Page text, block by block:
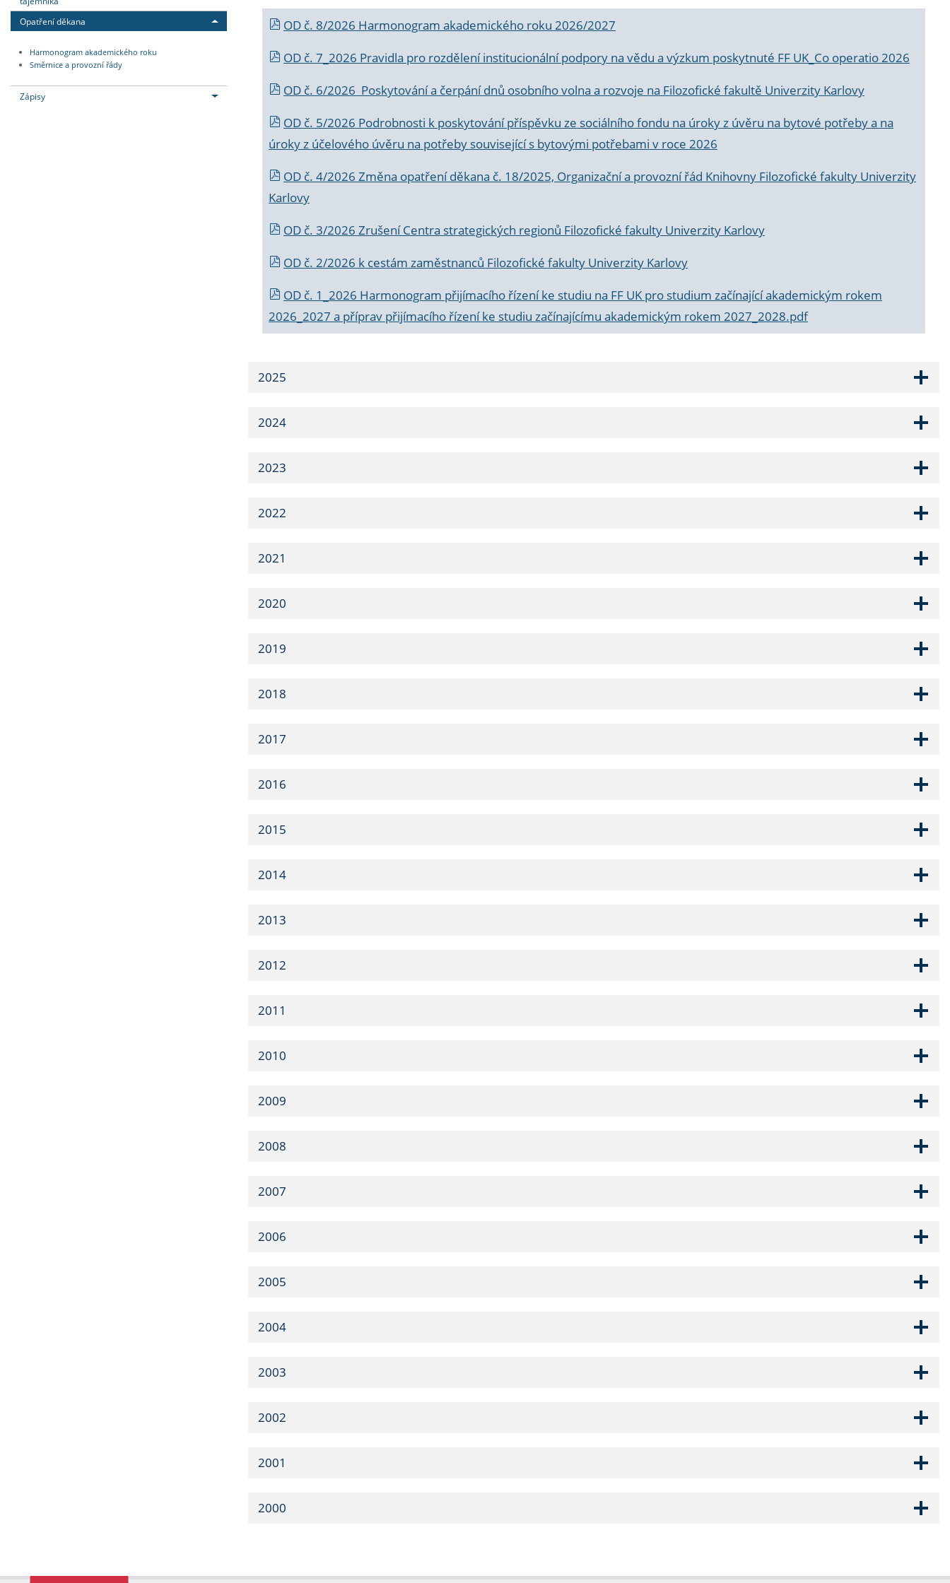
Opatření děkana
Harmonogram akademického roku
Směrnice a provozní řády
Zápisy
OD č. 8/2026 Harmonogram akademického roku 2026/2027
OD č. 7_2026 Pravidla pro rozdělení institucionální podpory na vědu a výzkum poskytnuté FF UK_Co operatio 2026
OD č. 6/2026 Poskytování a čerpání dnů osobního volna a rozvoje na Filozofické fakultě Univerzity Karlovy
OD č. 5/2026 Podrobnosti k poskytování příspěvku ze sociálního fondu na úroky z úvěru na bytové potřeby a na
úroky z účelového úvěru na potřeby související s bytovými potřebami v roce 2026
OD č. 4/2026 Změna opatření děkana č. 18/2025, Organizační a provozní řád Knihovny Filozofické fakulty Univerzity
Karlovy
OD č. 3/2026 Zrušení Centra strategických regionů Filozofické fakulty Univerzity Karlovy
OD č. 2/2026 k cestám zaměstnanců Filozofické fakulty Univerzity Karlovy
OD č. 1_2026 Harmonogram přijímacího řízení ke studiu na FF UK pro studium začínající akademickým rokem
2026_2027 a příprav přijímacího řízení ke studiu začínajícímu akademickým rokem 2027_2028.pdf
2025
2024
2023
2022
2021
2020
2019
2018
2017
2016
2015
2014
2013
2012
2011
2010
2009
2008
2007
2006
2005
2004
2003
2002
2001
2000